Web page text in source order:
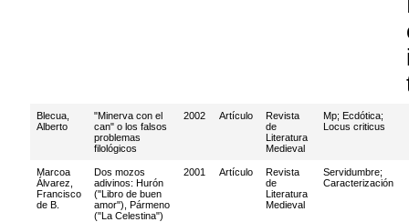
Blecua,
Alberto
"Minerva con el
can" o los falsos
problemas
filológicos
2002 Artículo
Revista
de
Literatura
Medieval
Mp; Ecdótica;
Locus criticus
Marcoa
Álvarez,
Francisco
de B.
Dos mozos
adivinos: Hurón
("Libro de buen
amor"), Pármeno
("La Celestina")
2001 Artículo
Revista
de
Literatura
Medieval
Servidumbre;
Caracterización